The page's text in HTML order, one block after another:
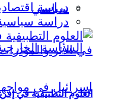
سياسي
دراسة
دراسة
العلوم التطبيقية في